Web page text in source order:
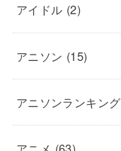
アイドル (2)
アニソン (15)
アニソンランキング